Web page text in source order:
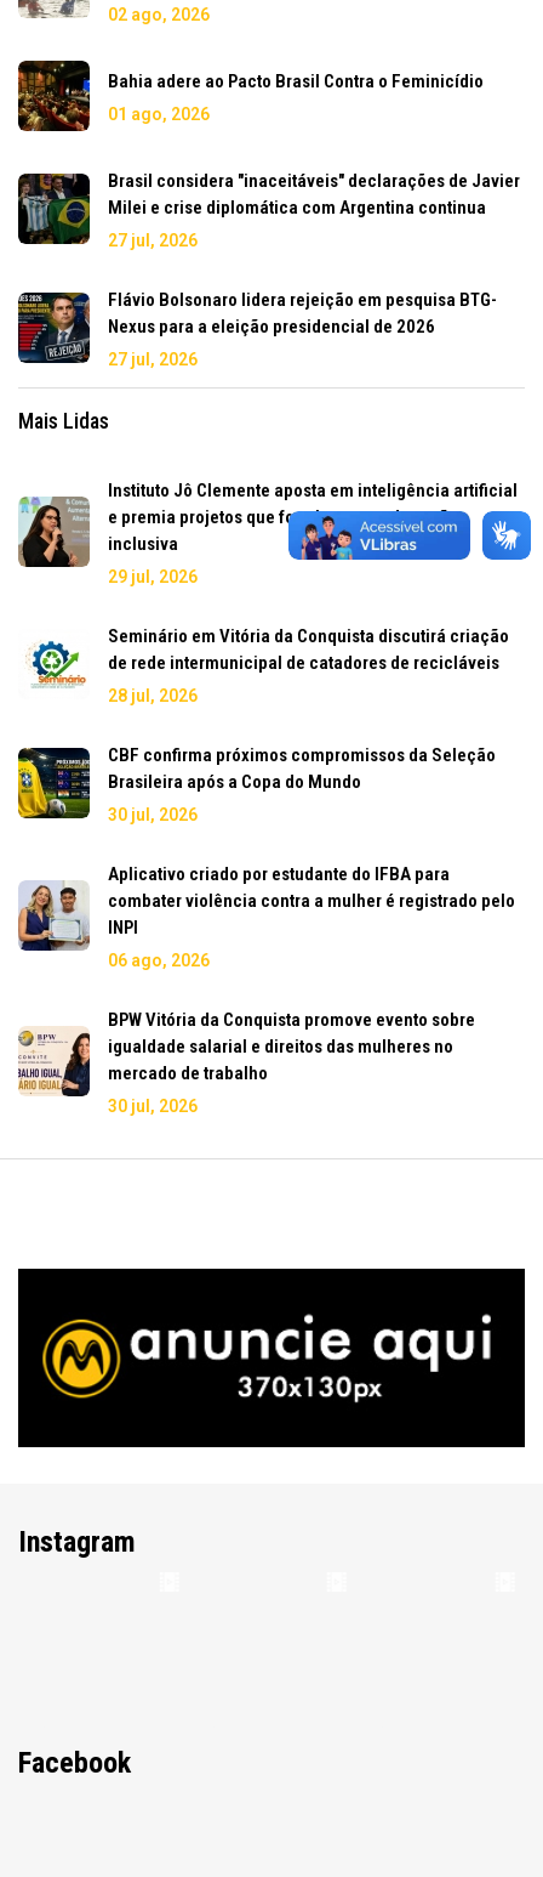
02 ago, 2026
Bahia adere ao Pacto Brasil Contra o Feminicídio
01 ago, 2026
Brasil considera "inaceitáveis" declarações de Javier
Milei e crise diplomática com Argentina continua
27 jul, 2026
Flávio Bolsonaro lidera rejeição em pesquisa BTG-
Nexus para a eleição presidencial de 2026
27 jul, 2026
Mais Lidas
Instituto Jô Clemente aposta em inteligência artificial
e premia projetos que fortalecem a educação
inclusiva
29 jul, 2026
Seminário em Vitória da Conquista discutirá criação
de rede intermunicipal de catadores de recicláveis
28 jul, 2026
CBF confirma próximos compromissos da Seleção
Brasileira após a Copa do Mundo
30 jul, 2026
Aplicativo criado por estudante do IFBA para
combater violência contra a mulher é registrado pelo
INPI
06 ago, 2026
BPW Vitória da Conquista promove evento sobre
igualdade salarial e direitos das mulheres no
mercado de trabalho
30 jul, 2026
Instagram
Facebook